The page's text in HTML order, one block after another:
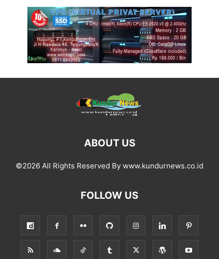
ABOUT US
©2026 All Rights Reserved By www.kundurnews.co.id
FOLLOW US